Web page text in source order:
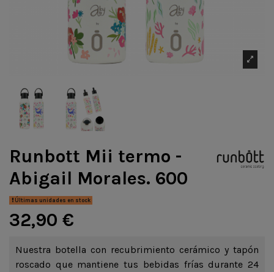
Runbott Mii termo -
Abigail Morales. 600
Últimas unidades en stock
32,90 €
Nuestra botella con recubrimiento cerámico y tapón
roscado que mantiene tus bebidas frías durante 24